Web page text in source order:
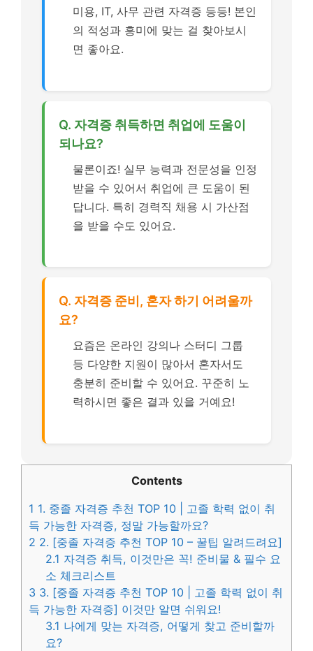
미용, IT, 사무 관련 자격증 등등! 본인
의 적성과 흥미에 맞는 걸 찾아보시
면 좋아요.
Q. 자격증 취득하면 취업에 도움이
되나요?
물론이죠! 실무 능력과 전문성을 인정
받을 수 있어서 취업에 큰 도움이 된
답니다. 특히 경력직 채용 시 가산점
을 받을 수도 있어요.
Q. 자격증 준비, 혼자 하기 어려울까
요?
요즘은 온라인 강의나 스터디 그룹
등 다양한 지원이 많아서 혼자서도
충분히 준비할 수 있어요. 꾸준히 노
력하시면 좋은 결과 있을 거예요!
Contents
1 1. 중졸 자격증 추천 TOP 10 | 고졸 학력 없이 취
득 가능한 자격증, 정말 가능할까요?
2 2. [중졸 자격증 추천 TOP 10 – 꿀팁 알려드려요]
2.1 자격증 취득, 이것만은 꼭! 준비물 & 필수 요
소 체크리스트
3 3. [중졸 자격증 추천 TOP 10 | 고졸 학력 없이 취
득 가능한 자격증] 이것만 알면 쉬워요!
3.1 나에게 맞는 자격증, 어떻게 찾고 준비할까
요?